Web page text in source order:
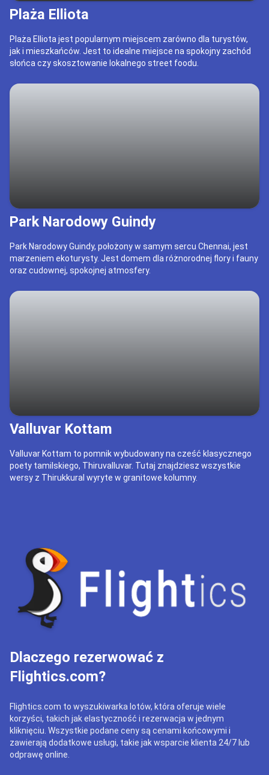
Plaża Elliota
Plaża Elliota jest popularnym miejscem zarówno dla turystów,
jak i mieszkańców. Jest to idealne miejsce na spokojny zachód
słońca czy skosztowanie lokalnego street foodu.
Park Narodowy Guindy
Park Narodowy Guindy, położony w samym sercu Chennai, jest
marzeniem ekoturysty. Jest domem dla różnorodnej flory i fauny
oraz cudownej, spokojnej atmosfery.
Valluvar Kottam
Valluvar Kottam to pomnik wybudowany na cześć klasycznego
poety tamilskiego, Thiruvalluvar. Tutaj znajdziesz wszystkie
wersy z Thirukkural wyryte w granitowe kolumny.
Dlaczego rezerwować z
Flightics.com?
Flightics.com to wyszukiwarka lotów, która oferuje wiele
korzyści, takich jak elastyczność i rezerwacja w jednym
kliknięciu. Wszystkie podane ceny są cenami końcowymi i
zawierają dodatkowe usługi, takie jak wsparcie klienta 24/7 lub
odprawę online.